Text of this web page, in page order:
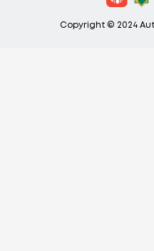
Copyright © 2024